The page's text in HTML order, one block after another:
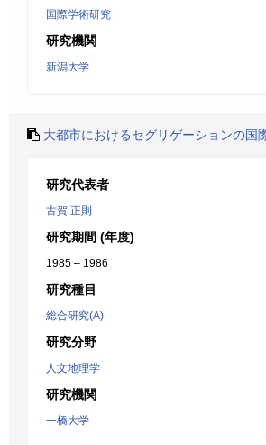
国際学術研究
研究機関
新潟大学
大都市におけるセグリゲーションの国
研究代表者
古賀 正則
研究期間 (年度)
1985 – 1986
研究種目
総合研究(A)
研究分野
人文地理学
研究機関
一橋大学